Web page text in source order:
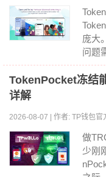
庞大
问题
TokenPocket冻结
详解
2026-08-07 | 作者: TP钱包官
做
少刚